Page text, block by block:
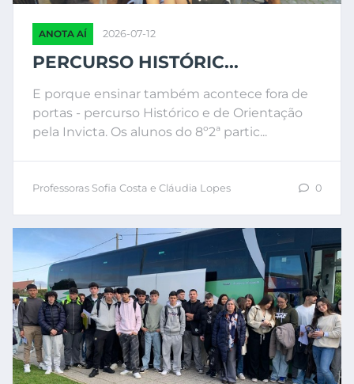
ANOTA AÍ 2026-07-12
PERCURSO HISTÓRIC...
E porque ensinar também acontece fora de
portas - percurso Histórico e de Orientação
pela Invicta. Os alunos do 8º2ª partic...
Professoras Sofia Costa e Cláudia Lopes 0